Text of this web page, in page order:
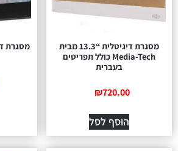
מסגרת דיגיטלית “13.3 מבית
Media-Tech כולל תפריטים
בעברית
₪720.00
הוסף לסל